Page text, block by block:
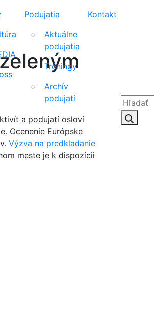
Podujatia
Aktuálne
podujatia
Tréningy
Archív
podujatí
Kontakt
Hľadať:
a podujatí osloví
Ocenenie Európske
Výzva na predkladanie
meste je k dispozícii